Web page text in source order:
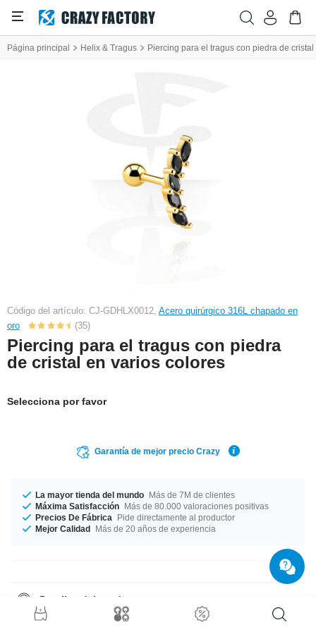
Página principal Helix & Tragus Piercing para el tragus con piedra de
Código del artículo: CJ-GDHLX0012, Acero quirúrgico 316L chapado en
oro
(35)
Piercing para el tragus con piedra
de cristal en varios colores
Selecciona por favor
Garantía de mejor precio Crazy
La mayor tienda del mundo Más de 7M de clientes
Máxima Satisfacción Más de 80.000 valoraciones positivas
Precios De Fábrica
Pide directamente al productor
Mejor Calidad Más de 20 años de experiencia
Detalles del producto
En stock para ti en un diámetro de 1.2 mm. Este producto está disponible